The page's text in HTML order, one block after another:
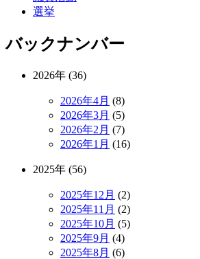
選挙
バックナンバー
2026年 (36)
2026年4月 (8)
2026年3月 (5)
2026年2月 (7)
2026年1月 (16)
2025年 (56)
2025年12月 (2)
2025年11月 (2)
2025年10月 (5)
2025年9月 (4)
2025年8月 (6)